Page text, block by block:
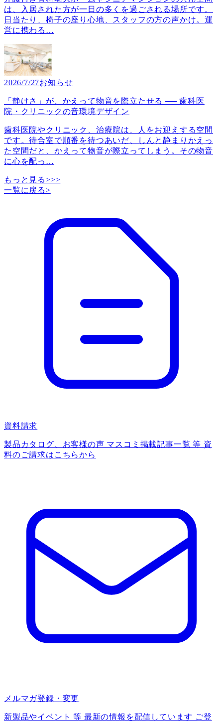
は、入居された方が一日の多くを過ごされる場所です。
日当たり、椅子の座り心地、スタッフの方の声かけ。運
営に携わる …
2026/7/27お知らせ
「静けさ」が、かえって物音を際立たせる ── 歯科医
院・クリニックの音環境デザイン
歯科医院やクリニック、治療院は、人をお迎えする空間
です。待合室で順番を待つあいだ、しんと静まりかえっ
た空間だと、かえって物音が際立ってしまう。その物音
に心を配っ …
もっと見る>>>
一覧に戻る>
資料請求
製品カタログ、お客様の声 マスコミ掲載記事一覧 等 資
料のご請求はこちらから
メルマガ登録・変更
新製品やイベント 等 最新の情報を配信しています ご登